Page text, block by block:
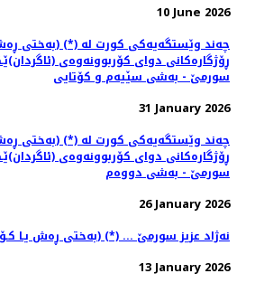
10 June 2026
ڕۆژگاره‌كانی دوای كۆربوونه‌وه‌ی
سورمێ - به‌شی سێیه‌م و كۆتایی
31 January 2026
ڕۆژگاره‌كانی دوای كۆربوونه‌وه‌ی
سورمێ - به‌شی دووه‌م
26 January 2026
(به‌ختی ڕه‌ش یـا كـۆمه‌ڵی چه‌وت) (*) ... نه‌ژاد عزیز سورمێ
13 January 2026